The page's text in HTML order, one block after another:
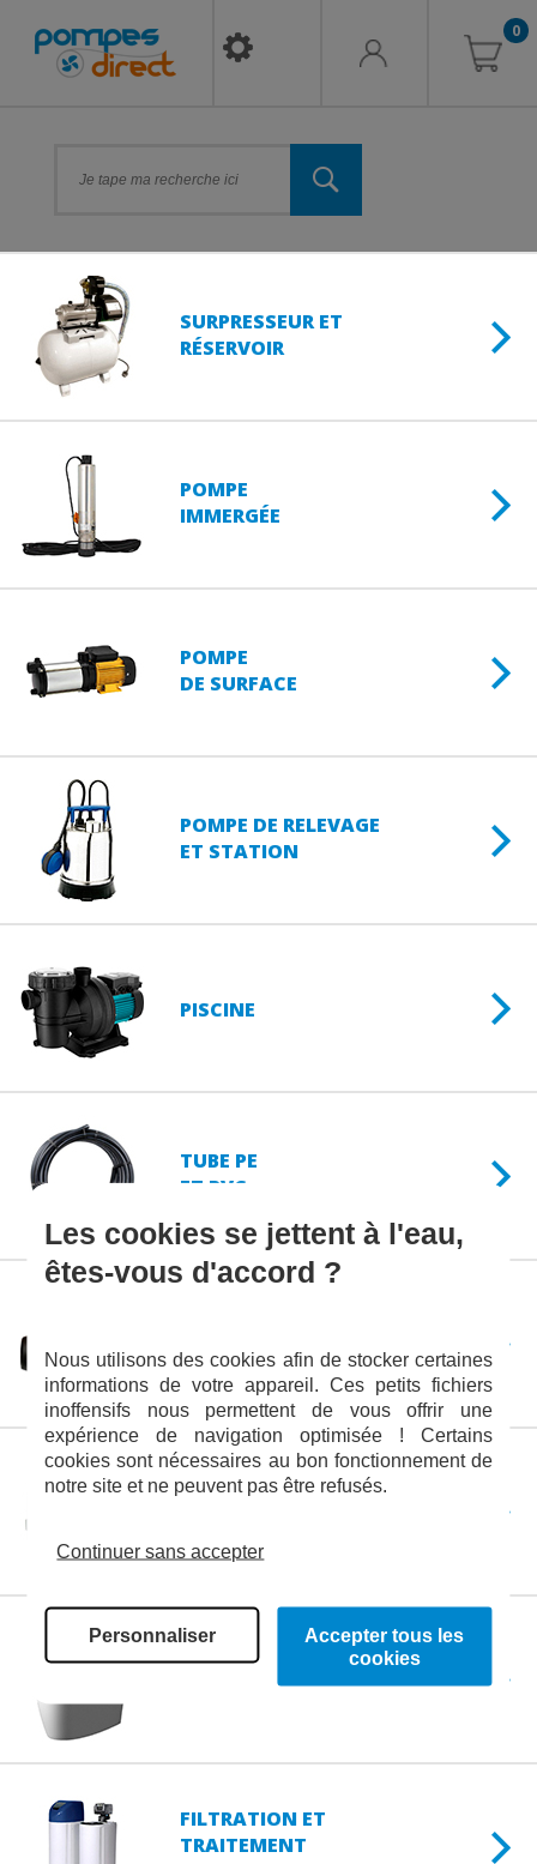
0
SURPRESSEUR ET
RÉSERVOIR
POMPE
IMMERGÉE
POMPE
DE SURFACE
POMPE DE RELEVAGE
ET STATION
PISCINE
TUBE PE
ET PVC
HYDRAULIQUE
ARROSAGE
WC
FILTRATION ET
TRAITEMENT
Les cookies se jettent à l'eau,
êtes-vous d'accord ?
Nous utilisons des cookies afin de stocker certaines
informations de votre appareil. Ces petits fichiers
inoffensifs nous permettent de vous offrir une
expérience de navigation optimisée ! Certains
cookies sont nécessaires au bon fonctionnement de
notre site et ne peuvent pas être refusés.
Continuer sans accepter
Personnaliser
Accepter tous les
cookies